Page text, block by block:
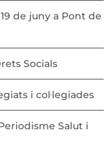
de juny a Pont de
Socials
i col·legiades
Salut i